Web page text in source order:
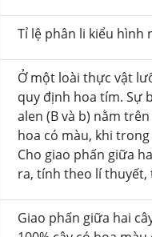
Tỉ lệ phân li kiểu hình
Ở một loài thực vật
quy định hoa tím. Sự
alen (B và b) nằm
hoa có màu, khi
Cho giao phấn giữa
ra, tính theo lí thuyết,
Giao phấn giữa hai